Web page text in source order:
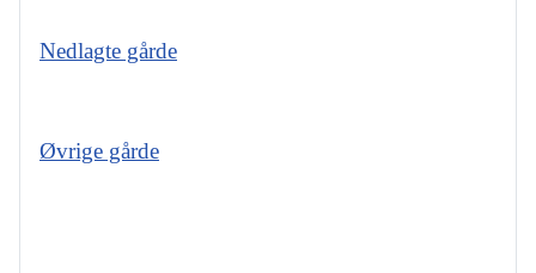
Nedlagte gårde
Øvrige gårde